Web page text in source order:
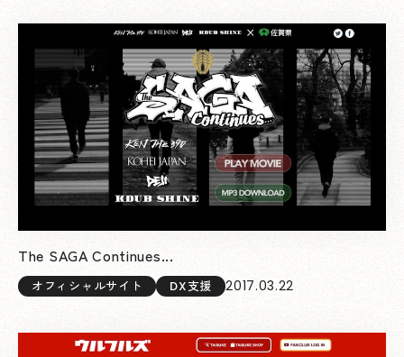
The SAGA Continues...
オフィシャルサイト DX支援 2017.03.22